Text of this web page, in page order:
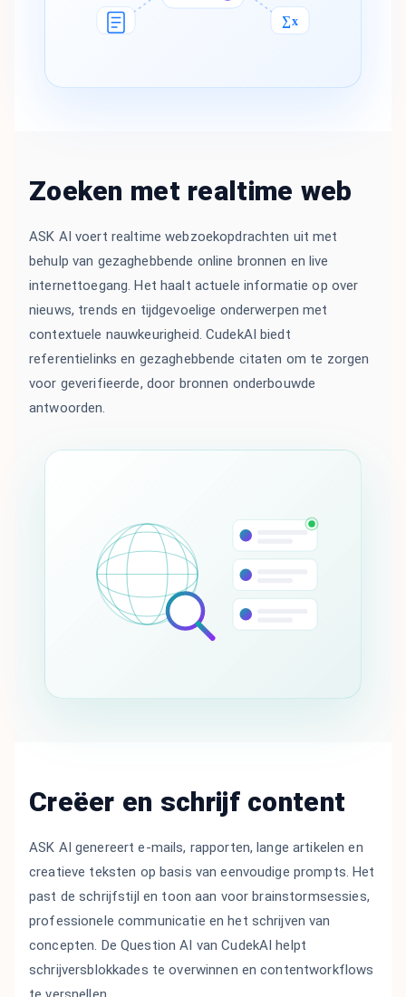
∑x
Zoeken met realtime web
ASK AI voert realtime webzoekopdrachten uit met
behulp van gezaghebbende online bronnen en live
internettoegang. Het haalt actuele informatie op over
nieuws, trends en tijdgevoelige onderwerpen met
contextuele nauwkeurigheid. CudekAI biedt
referentielinks en gezaghebbende citaten om te zorgen
voor geverifieerde, door bronnen onderbouwde
antwoorden.
Creëer en schrijf content
ASK AI genereert e-mails, rapporten, lange artikelen en
creatieve teksten op basis van eenvoudige prompts. Het
past de schrijfstijl en toon aan voor brainstormsessies,
professionele communicatie en het schrijven van
concepten. De Question AI van CudekAI helpt
schrijversblokkades te overwinnen en contentworkflows